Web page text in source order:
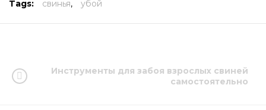
Tags: свинья, убой
Инструменты для забоя взрослых свиней
самостоятельно